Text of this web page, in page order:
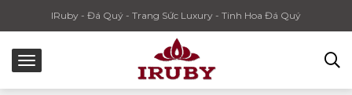
IRuby - Đá Quý - Trang Sức Luxury - Tinh Hoa Đá Quý